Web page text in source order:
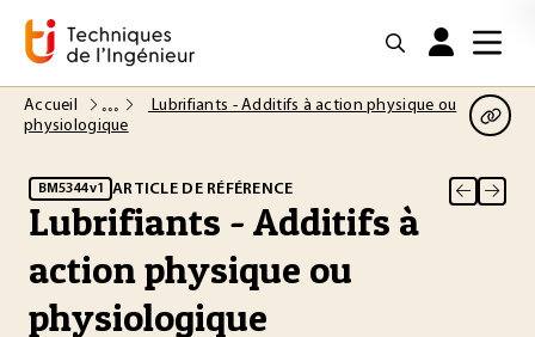
Accueil
Lubrifiants - Additifs à action physique ou
physiologique
BM5344 v1 ARTICLE DE RÉFÉRENCE
Lubrifiants - Additifs à
action physique ou
physiologique